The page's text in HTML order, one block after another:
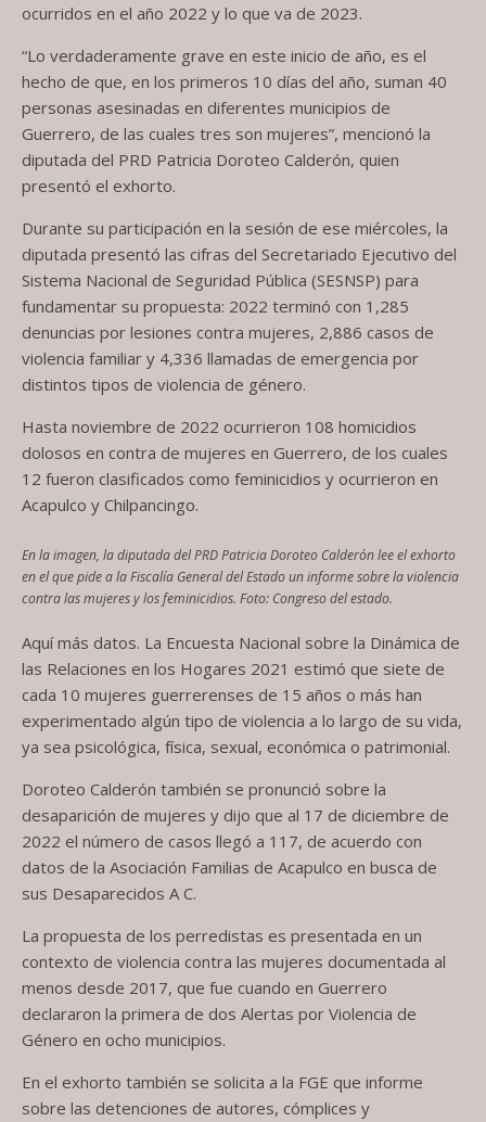
ocurridos en el año 2022 y lo que va de 2023.
“Lo verdaderamente grave en este inicio de año, es el
hecho de que, en los primeros 10 días del año, suman 40
personas asesinadas en diferentes municipios de
Guerrero, de las cuales tres son mujeres”, mencionó la
diputada del PRD Patricia Doroteo Calderón, quien
presentó el exhorto.
Durante su participación en la sesión de ese miércoles, la
diputada presentó las cifras del Secretariado Ejecutivo del
Sistema Nacional de Seguridad Pública (SESNSP) para
fundamentar su propuesta: 2022 terminó con 1,285
denuncias por lesiones contra mujeres, 2,886 casos de
violencia familiar y 4,336 llamadas de emergencia por
distintos tipos de violencia de género.
Hasta noviembre de 2022 ocurrieron 108 homicidios
dolosos en contra de mujeres en Guerrero, de los cuales
12 fueron clasificados como feminicidios y ocurrieron en
Acapulco y Chilpancingo.
En la imagen, la diputada del PRD Patricia Doroteo Calderón lee el exhorto
en el que pide a la Fiscalía General del Estado un informe sobre la violencia
contra las mujeres y los feminicidios. Foto: Congreso del estado.
Aquí más datos. La Encuesta Nacional sobre la Dinámica de
las Relaciones en los Hogares 2021 estimó que siete de
cada 10 mujeres guerrerenses de 15 años o más han
experimentado algún tipo de violencia a lo largo de su vida,
ya sea psicológica, física, sexual, económica o patrimonial.
Doroteo Calderón también se pronunció sobre la
desaparición de mujeres y dijo que al 17 de diciembre de
2022 el número de casos llegó a 117, de acuerdo con
datos de la Asociación Familias de Acapulco en busca de
sus Desaparecidos A C.
La propuesta de los perredistas es presentada en un
contexto de violencia contra las mujeres documentada al
menos desde 2017, que fue cuando en Guerrero
declararon la primera de dos Alertas por Violencia de
Género en ocho municipios.
En el exhorto también se solicita a la FGE que informe
sobre las detenciones de autores, cómplices y